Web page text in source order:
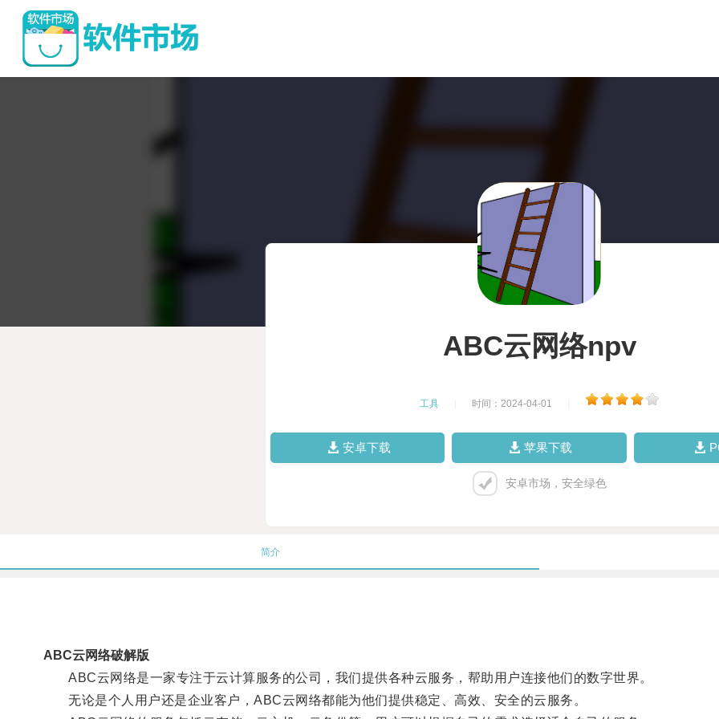
ABC云网络npv
工具 时间：2024-04-01
安卓下载 苹果下载
安卓市场，安全绿色
简介
ABC云网络破解版
ABC云网络是一家专注于云计算服务的公司，我们提供各种云服务，帮助用户连接他们的数字世界。
无论是个人用户还是企业客户，ABC云网络都能为他们提供稳定、高效、安全的云服务。